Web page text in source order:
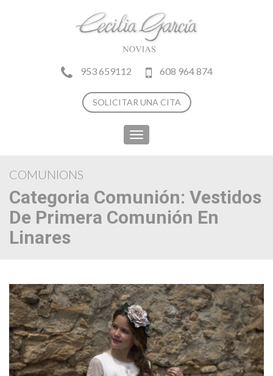
953 659112 608 964 874
SOLICITAR UNA CITA
Toggle
navigation
COMUNIONS
Categoria Comunión: Vestidos
De Primera Comunión En
Linares